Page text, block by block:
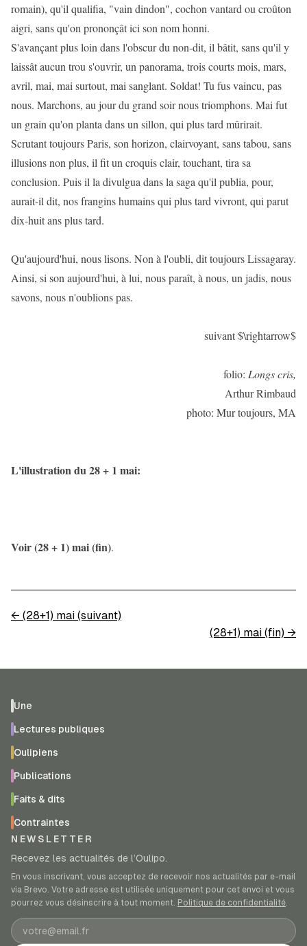
romain), qu'il qualifia, "vain dindon", cochon vantard ou croûton
aigri, sans qu'on prononçât ici son nom honni.
S'avançant plus loin dans l'obscur du non-dit, il bâtit, sans qu'il y
laissât aucun trou s'ouvrir, un panorama, trois courts mois, mars,
avril, mai, mai surtout, mai sanglant. Soldat! Tu fus vaincu, pas
nous. Marchons, au jour du grand soir nous triomphons. Mai fut
un grain qu'on planta dans un sillon, qui plus tard mûrirait.
Scrutant toujours Paris, son horizon, clairvoyant, sans tabou, sans
illusions non plus, il fit un croquis clair, touchant, tira sa
conclusion. Puis il la divulgua dans la saga qu'il publia, pour,
aurait-il dit, nos frangins humains qui plus tard vivront, qui parut
dix-huit ans plus tard.
Qu'aujourd'hui, nous lisons. Non à l'oubli, dit toujours Lissagaray.
Ainsi, si son aujourd'hui, à lui, nous paraît, à nous, un jadis, nous
savons, nous n'oublions pas.
suivant $\rightarrow$
folio: Longs cris,
Arthur Rimbaud
photo: Mur toujours, MA
L'illustration du 28 + 1 mai:
Voir (28 + 1) mai (fin).
← (28+1) mai (suivant)
(28+1) mai (fin) →
Une
Lectures publiques
Oulipiens
Publications
Faits & dits
Contraintes
NEWSLETTER
Recevez les actualités de l’Oulipo.
En vous inscrivant, vous acceptez de recevoir nos actualités par e-mail
via Brevo. Votre adresse est utilisée uniquement pour cet envoi et vous
pourrez vous désinscrire à tout moment. Politique de confidentialité.
Adresse e-mail